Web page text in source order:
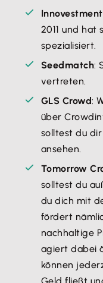
Innovestment
2011 und hat
spezialisiert.
Seedmatch:
vertreten.
GLS Crowd:
über
solltest du
ansehen.
Tomorrow
solltest du
du dich mit
fördert
nachhaltige
agiert dabei
können